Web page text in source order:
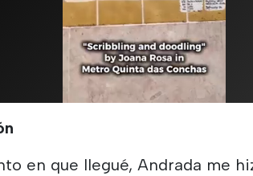
en que llegué, Andrada me